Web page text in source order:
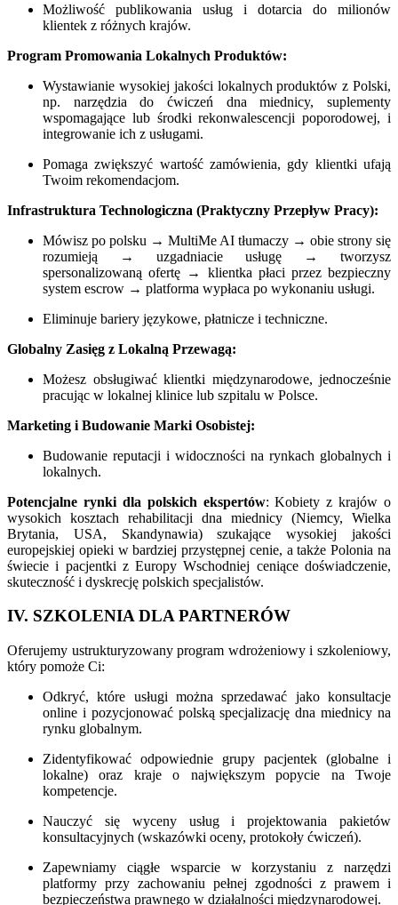
Możliwość publikowania usług i dotarcia do milionów
klientek z różnych krajów.
Program Promowania Lokalnych Produktów:
Wystawianie wysokiej jakości lokalnych produktów z Polski,
np. narzędzia do ćwiczeń dna miednicy, suplementy
wspomagające lub środki rekonwalescencji poporodowej, i
integrowanie ich z usługami.
Pomaga zwiększyć wartość zamówienia, gdy klientki ufają
Twoim rekomendacjom.
Infrastruktura Technologiczna (Praktyczny Przepływ Pracy):
Mówisz po polsku → MultiMe AI tłumaczy → obie strony się
rozumieją → uzgadniacie usługę → tworzysz
spersonalizowaną ofertę → klientka płaci przez bezpieczny
system escrow → platforma wypłaca po wykonaniu usługi.
Eliminuje bariery językowe, płatnicze i techniczne.
Globalny Zasięg z Lokalną Przewagą:
Możesz obsługiwać klientki międzynarodowe, jednocześnie
pracując w lokalnej klinice lub szpitalu w Polsce.
Marketing i Budowanie Marki Osobistej:
Budowanie reputacji i widoczności na rynkach globalnych i
lokalnych.
Potencjalne rynki dla polskich ekspertów: Kobiety z krajów o
wysokich kosztach rehabilitacji dna miednicy (Niemcy, Wielka
Brytania, USA, Skandynawia) szukające wysokiej jakości
europejskiej opieki w bardziej przystępnej cenie, a także Polonia na
świecie i pacjentki z Europy Wschodniej ceniące doświadczenie,
skuteczność i dyskrecję polskich specjalistów.
IV. SZKOLENIA DLA PARTNERÓW
Oferujemy ustrukturyzowany program wdrożeniowy i szkoleniowy,
który pomoże Ci:
Odkryć, które usługi można sprzedawać jako konsultacje
online i pozycjonować polską specjalizację dna miednicy na
rynku globalnym.
Zidentyfikować odpowiednie grupy pacjentek (globalne i
lokalne) oraz kraje o największym popycie na Twoje
kompetencje.
Nauczyć się wyceny usług i projektowania pakietów
konsultacyjnych (wskazówki oceny, protokoły ćwiczeń).
Zapewniamy ciągłe wsparcie w korzystaniu z narzędzi
platformy przy zachowaniu pełnej zgodności z prawem i
bezpieczeństwa prawnego w działalności międzynarodowej.